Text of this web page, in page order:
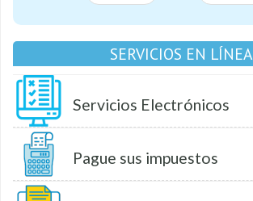
SERVICIOS EN LÍNEA
Servicios Electrónicos
Pague sus impuestos